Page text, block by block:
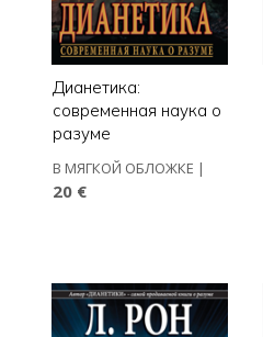
Дианетика:
современная наука о
разуме
В МЯГКОЙ ОБЛОЖКЕ |
20 €